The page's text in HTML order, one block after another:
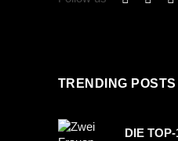
TRENDING POSTS
DIE